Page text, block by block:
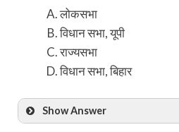
लोकसभा
विधान सभा, यूपी
राज्यसभा
विधान सभा, बिहार
Show Answer